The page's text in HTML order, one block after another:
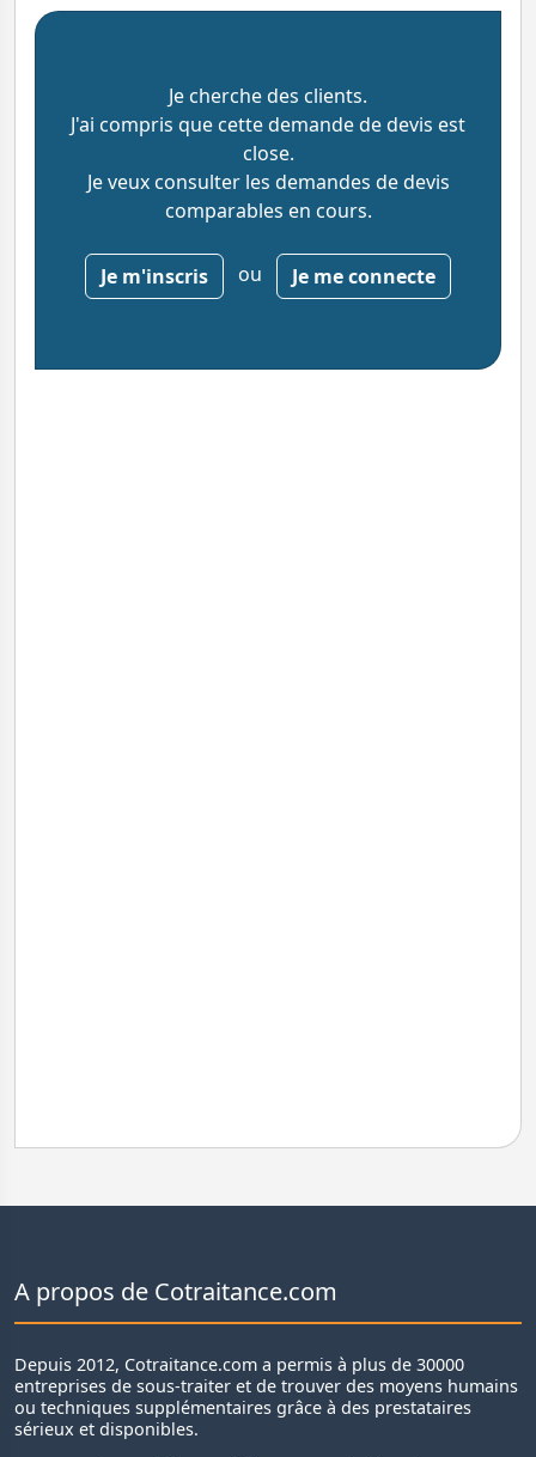
Je cherche des clients.
J'ai compris que cette demande de devis est
close.
Je veux consulter les demandes de devis
comparables en cours.
Je m'inscris ou Je me connecte
A propos de Cotraitance.com
Depuis 2012, Cotraitance.com a permis à plus de 30000
entreprises de sous-traiter et de trouver des moyens humains
ou techniques supplémentaires grâce à des prestataires
sérieux et disponibles.